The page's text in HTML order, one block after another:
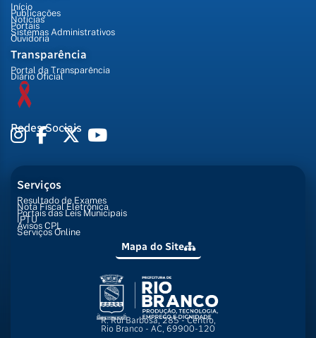
Início
Publicações
Notícias
Portais
Sistemas Administrativos
Ouvidoria
Transparência
Portal da Transparência
Diário Oficial
Redes Sociais
Serviços
Resultado de Exames
Nota Fiscal Eletrônica
Portais das Leis Municipais
IPTU
Avisos CPL
Serviços Online
Mapa do Site
R. Rui Barbosa, 285 - Centro,
Rio Branco - AC, 69900-120